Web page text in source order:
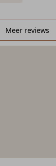
Meer reviews